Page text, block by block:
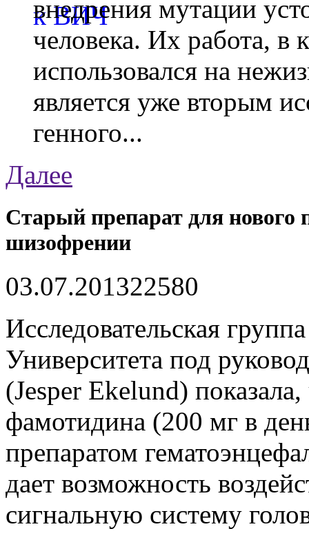
внедрения мутации
человека. Их работа, в
использовался на
является уже вторым
генного...
Далее
Старый препарат для нового
шизофрении
03.07.201322580
Исследовательская
Университета под
(Jesper Ekelund)
фамотидина (200 мг в
препаратом
дает возможность
сигнальную систему